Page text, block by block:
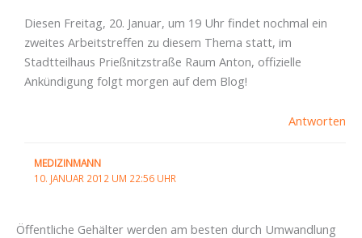
Diesen Freitag, 20. Januar, um 19 Uhr findet nochmal ein
zweites Arbeitstreffen zu diesem Thema statt, im
Stadtteilhaus Prießnitzstraße Raum Anton, offizielle
Ankündigung folgt morgen auf dem Blog!
Antworten
MEDIZINMANN
10. JANUAR 2012 UM 22:56 UHR
Öffentliche Gehälter werden am besten durch Umwandlung